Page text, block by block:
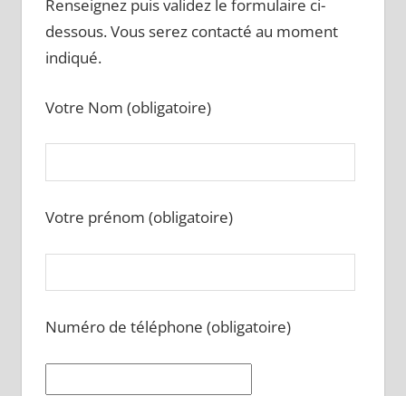
Renseignez puis validez le formulaire ci-
dessous. Vous serez contacté au moment
indiqué.
Votre Nom (obligatoire)
Votre prénom (obligatoire)
Numéro de téléphone (obligatoire)